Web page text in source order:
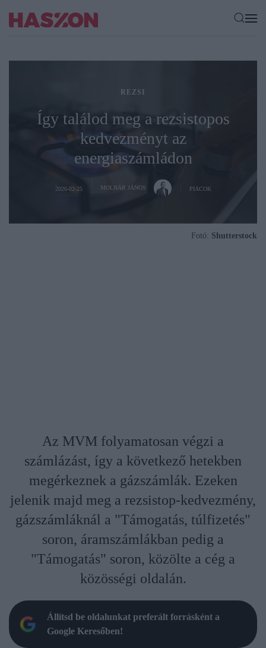
REZSI
Így találod meg a rezsistopos
kedvezményt az
energiaszámládon
2026-02-25 MOLNÁR JÁNOS PIACOK
Fotó: Shutterstock
Az MVM folyamatosan végzi a
számlázást, így a következő hetekben
megérkeznek a gázszámlák. Ezeken
jelenik majd meg a rezsistop-kedvezmény,
gázszámláknál a "Támogatás, túlfizetés"
soron, áramszámlákban pedig a
"Támogatás" soron, közölte a cég a
közösségi oldalán.
Állítsd be oldalunkat preferált forrásként a
Google Keresőben!